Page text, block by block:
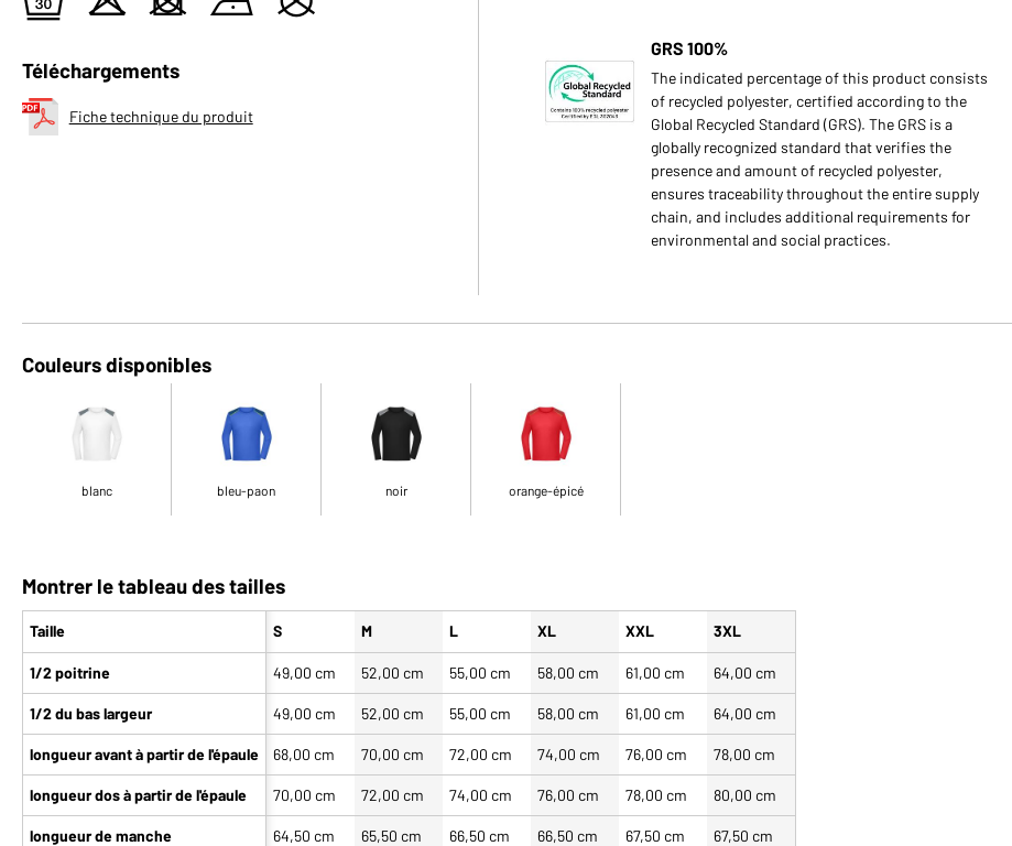
Téléchargements
Fiche technique du produit
GRS 100%
The indicated percentage of this product consists
of recycled polyester, certified according to the
Global Recycled Standard (GRS). The GRS is a
globally recognized standard that verifies the
presence and amount of recycled polyester,
ensures traceability throughout the entire supply
chain, and includes additional requirements for
environmental and social practices.
Couleurs disponibles
blanc bleu-paon noir orange-épicé
Montrer le tableau des tailles
Taille
1/2 poitrine
1/2 du bas largeur
longueur avant à partir de l'épaule
longueur dos à partir de l'épaule
longueur de manche
S M L XL XXL 3XL
49,00 cm 52,00 cm 55,00 cm 58,00 cm 61,00 cm 64,00 cm
49,00 cm 52,00 cm 55,00 cm 58,00 cm 61,00 cm 64,00 cm
68,00 cm 70,00 cm 72,00 cm 74,00 cm 76,00 cm 78,00 cm
70,00 cm 72,00 cm 74,00 cm 76,00 cm 78,00 cm 80,00 cm
64,50 cm 65,50 cm 66,50 cm 66,50 cm 67,50 cm 67,50 cm